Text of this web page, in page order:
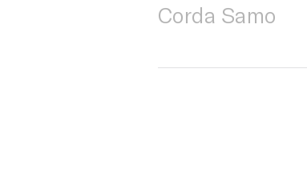
Corda Samo